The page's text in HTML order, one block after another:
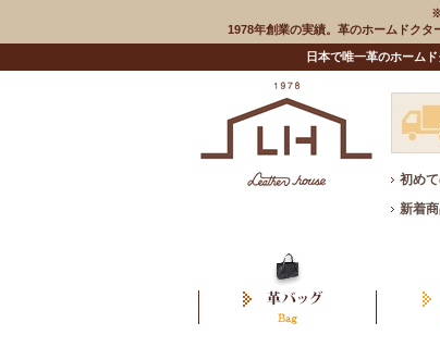
1978年創業の実績。革のホームドクタ
日本で唯一革のホーム
初め
新着